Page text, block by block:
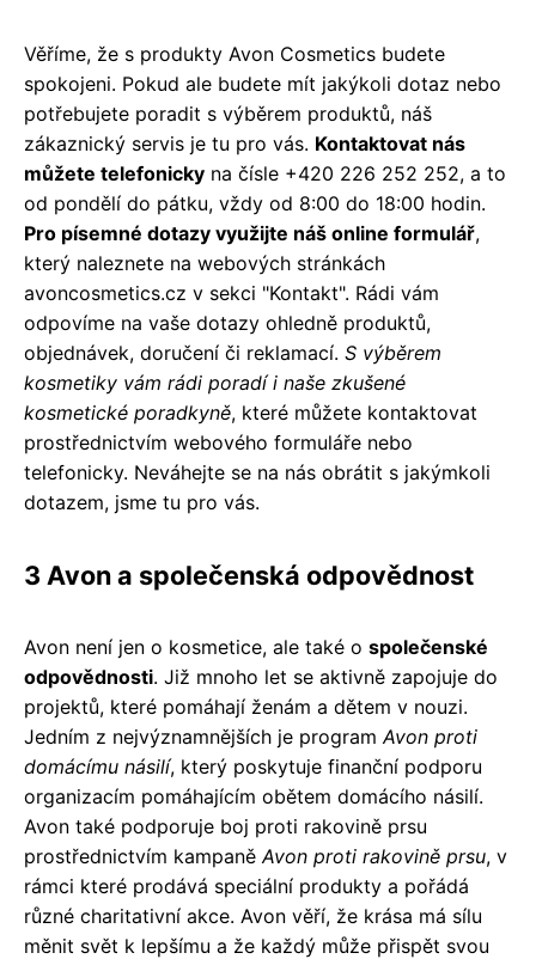
Věříme, že s produkty Avon Cosmetics budete
spokojeni. Pokud ale budete mít jakýkoli dotaz nebo
potřebujete poradit s výběrem produktů, náš
zákaznický servis je tu pro vás. Kontaktovat nás
můžete telefonicky na čísle +420 226 252 252, a to
od pondělí do pátku, vždy od 8:00 do 18:00 hodin.
Pro písemné dotazy využijte náš online formulář,
který naleznete na webových stránkách
avoncosmetics.cz v sekci "Kontakt". Rádi vám
odpovíme na vaše dotazy ohledně produktů,
objednávek, doručení či reklamací. S výběrem
kosmetiky vám rádi poradí i naše zkušené
kosmetické poradkyně, které můžete kontaktovat
prostřednictvím webového formuláře nebo
telefonicky. Neváhejte se na nás obrátit s jakýmkoli
dotazem, jsme tu pro vás.
3 Avon a společenská odpovědnost
Avon není jen o kosmetice, ale také o společenské
odpovědnosti. Již mnoho let se aktivně zapojuje do
projektů, které pomáhají ženám a dětem v nouzi.
Jedním z nejvýznamnějších je programAvon proti
domácímu násilí, který poskytuje finanční podporu
organizacím pomáhajícím obětem domácího násilí.
Avon také podporuje boj proti rakovině prsu
prostřednictvím kampaněAvon proti rakovině prsu, v
rámci které prodává speciální produkty a pořádá
různé charitativní akce. Avon věří, že krása má sílu
měnit svět k lepšímu a že každý může přispět svou